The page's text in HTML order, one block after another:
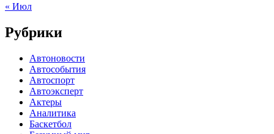
« Июл
Рубрики
Автоновости
Автособытия
Автоспорт
Автоэксперт
Актеры
Аналитика
Баскетбол